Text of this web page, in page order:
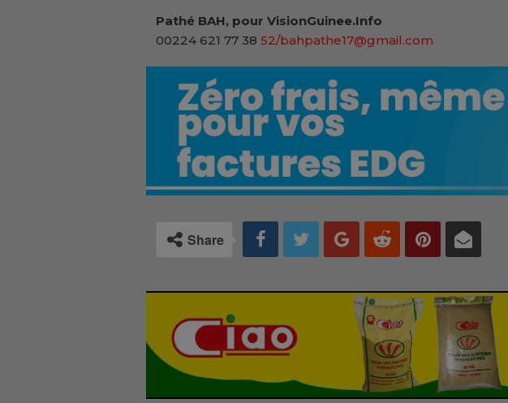
Pathé BAH, pour VisionGuinee.Info
00224 621 77 38 52/bahpathe17@gmail.com
Share